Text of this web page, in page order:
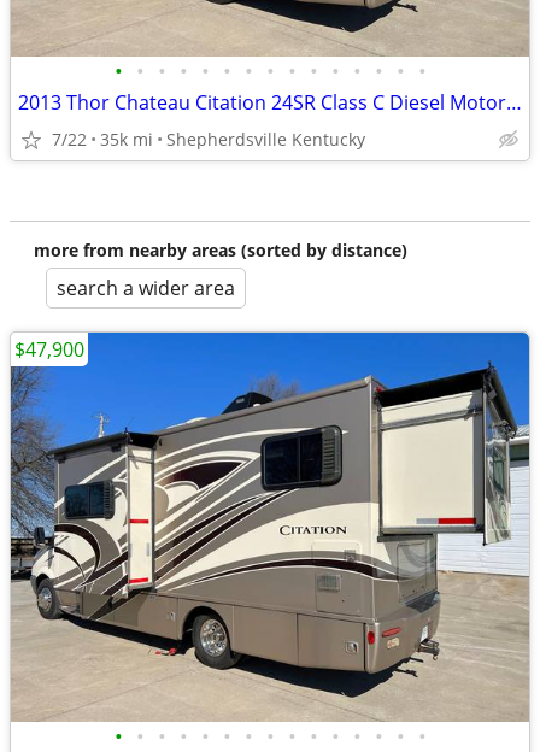
• • • • • • • • • • • • • • •
2013 Thor Chateau Citation 24SR Class C Diesel Motorhome
7/22 35k mi Shepherdsville Kentucky
more from nearby areas (sorted by distance)
search a wider area
• • • • • • • • • • • • • • •
$47,900